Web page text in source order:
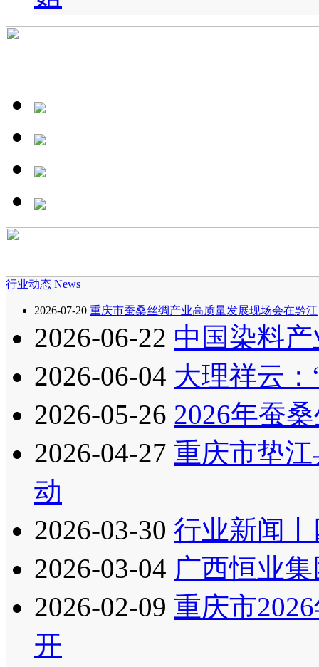
行业动态 News
2026-07-20 重庆市蚕桑丝绸产业高质量发展现场会在黔江
2026-06-22 中国染料
2026-06-04 大理祥云
2026-05-26 2026年蚕
2026-04-27 重庆市垫
动
2026-03-30 行业新闻
2026-03-04 广西恒业
2026-02-09 重庆市
开